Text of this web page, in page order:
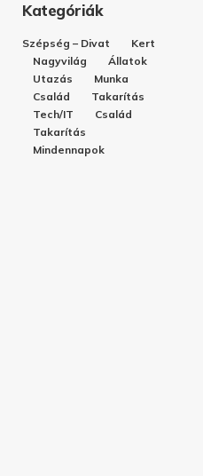
Kategóriák
Szépség – Divat
Kert
Nagyvilág
Állatok
Utazás
Munka
Család
Takarítás
Tech/IT
Család
Takarítás
Mindennapok